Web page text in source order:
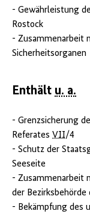
- Gewährleistung
Rostock
- Zusammenarbeit
Sicherheitsorganen
Enthält u. a.
- Grenzsicherung
Referates VII/4
- Schutz der
Seeseite
- Zusammenarbeit
der
- Bekämpfung des